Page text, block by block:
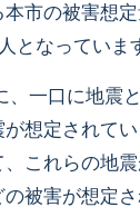
市の被害想定
となっていま
、一口に地震
想定されて
、これらの地
被害が想定さ